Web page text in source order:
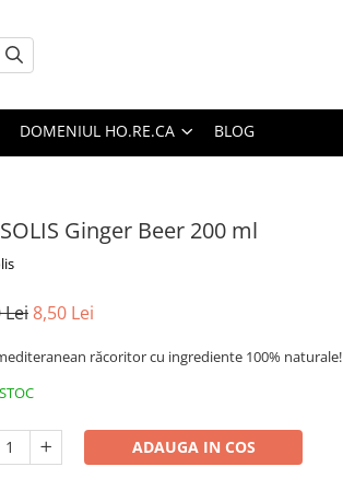
DOMENIUL HO.RE.CA BLOG
Ginger Beer 200 ml
Lei8,50 Lei
răcoritor cu ingrediente 100% naturale!
ADAUGA IN COS